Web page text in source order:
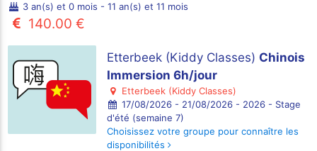
3 an(s) et 0 mois - 11 an(s) et 11 mois
140.00 €
Etterbeek (Kiddy Classes) Chinois
Immersion 6h/jour
Etterbeek (Kiddy Classes)
17/08/2026 - 21/08/2026 - 2026 - Stage
d'été (semaine 7)
Choisissez votre groupe pour connaître les
disponibilités